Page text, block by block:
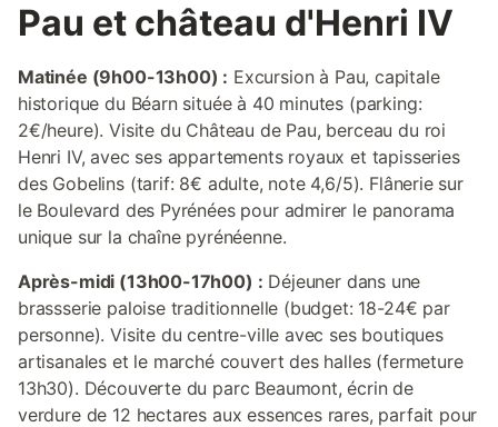
Pau et château d'Henri IV
Matinée (9h00-13h00) : Excursion à Pau, capitale
historique du Béarn située à 40 minutes (parking:
2€/heure). Visite du Château de Pau, berceau du roi
Henri IV, avec ses appartements royaux et tapisseries
des Gobelins (tarif: 8€ adulte, note 4,6/5). Flânerie sur
le Boulevard des Pyrénées pour admirer le panorama
unique sur la chaîne pyrénéenne.
Après-midi (13h00-17h00) : Déjeuner dans une
brassserie paloise traditionnelle (budget: 18-24€ par
personne). Visite du centre-ville avec ses boutiques
artisanales et le marché couvert des halles (fermeture
13h30). Découverte du parc Beaumont, écrin de
verdure de 12 hectares aux essences rares, parfait pour